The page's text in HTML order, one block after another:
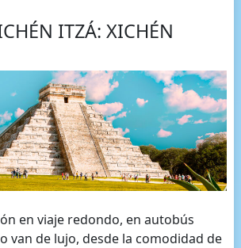
ITZÁ: XICHÉN
en viaje redondo, en autobús
van de lujo, desde la comodidad de